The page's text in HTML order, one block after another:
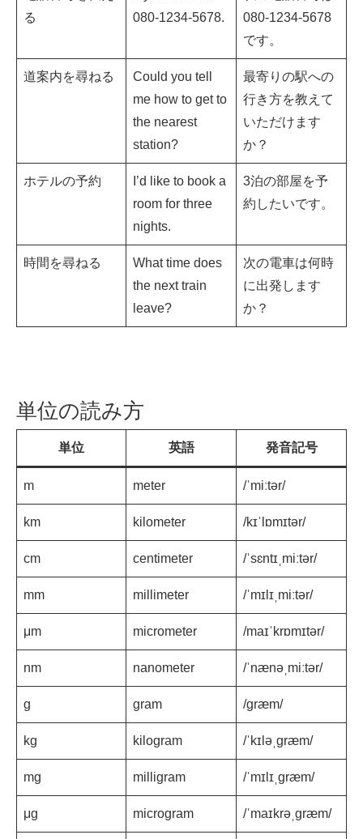
る
080-1234-5678.
080-1234-5678
です。
道案内を尋ねる
Could you tell
me how to get to
the nearest
station?
最寄りの駅への
行き方を教えて
いただけます
か？
ホテルの予約
I’d like to book a
room for three
nights.
3泊の部屋を予
約したいです。
時間を尋ねる
What time does
the next train
leave?
次の電車は何時
に出発します
か？
単位の読み方
単位 英語 発音記号
m meter /ˈmiːtər/
km kilometer /kɪˈlɒmɪtər/
cm centimeter /ˈsɛntɪˌmiːtər/
mm millimeter /ˈmɪlɪˌmiːtər/
μm micrometer /maɪˈkrɒmɪtər/
nm nanometer /ˈnænəˌmiːtər/
g gram /ɡræm/
kg kilogram /ˈkɪləˌɡræm/
mg milligram /ˈmɪlɪˌɡræm/
μg microgram /ˈmaɪkrəˌɡræm/